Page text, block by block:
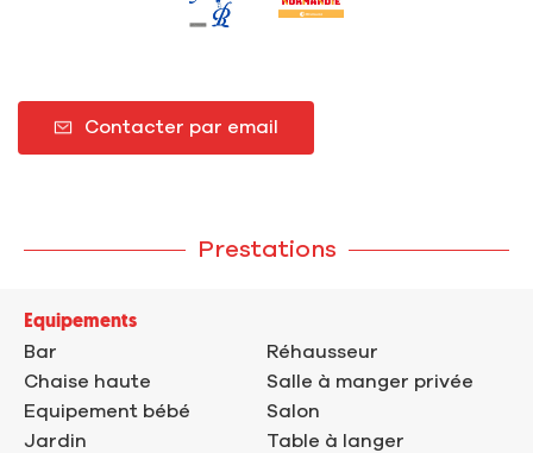
Contacter par email
Prestations
Equipements
Bar
Chaise haute
Equipement bébé
Jardin
Réhausseur
Salle à manger privée
Salon
Table à langer